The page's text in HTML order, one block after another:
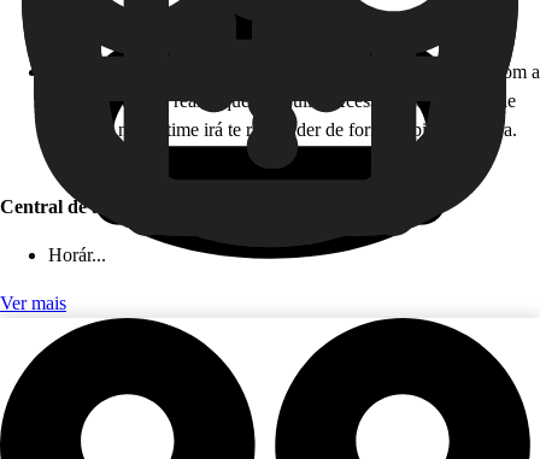
Horário de atendimento: 24 horas, todos os dias!
Como funciona: caso você não esteja disponível para falar com a
gente em tempo real, fique tranquilo! Acesse nossa Central de
Ajuda, e nosso time irá te responder de forma rápida e segura.
Central de ajuda (app)
Horár...
Ver mais